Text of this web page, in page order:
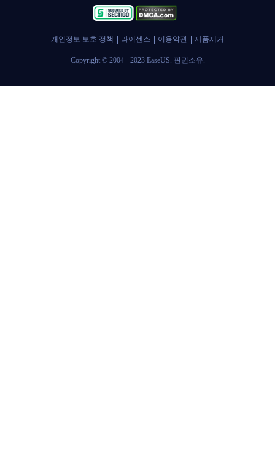
개인정보 보호 정책 라이센스 이용약관 제품제거
Copyright © 2004 - 2023 EaseUS. 판권소유.